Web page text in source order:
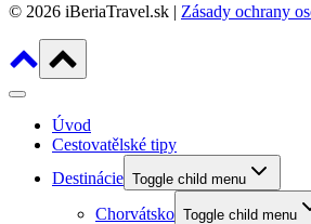
© 2026 iBeriaTravel.sk | Zásady ochrany
Úvod
Cestovatělské tipy
Destinácie Toggle child menu
Chorvátsko Toggle child menu